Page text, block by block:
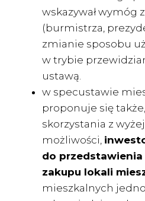
wskazywał wymóg
(burmistrza,
zmianie sposobu
w trybie
ustawą.
w specustawie
proponuje się
skorzystania z
możliwości,
do
zakupu lokali
mieszkalnych